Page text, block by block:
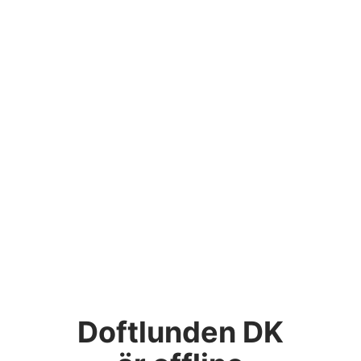
Doftlunden DK